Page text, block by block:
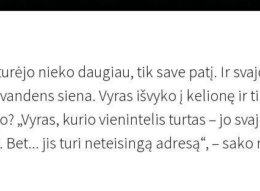
nieko daugiau, tik save patį. Ir
siena. Vyras išvyko į kelionę ir
„Vyras, kurio vienintelis turtas – jo
jis turi neteisingą adresą“, – sako